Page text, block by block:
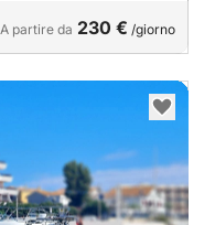
A partire da 230 € /giorno